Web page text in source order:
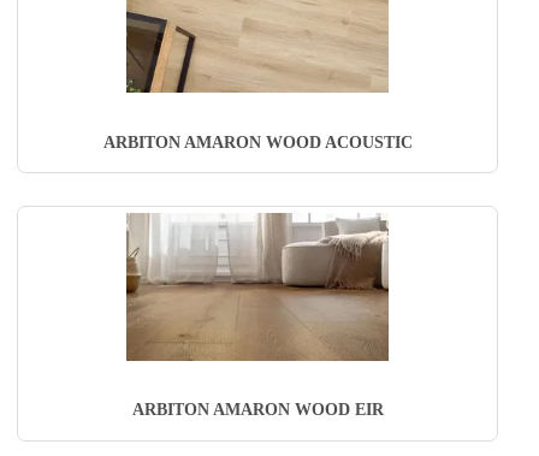
ARBITON AMARON WOOD ACOUSTIC
ARBITON AMARON WOOD EIR